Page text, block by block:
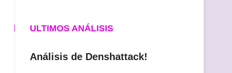
ULTIMOS ANÁLISIS
Análisis de Denshattack!